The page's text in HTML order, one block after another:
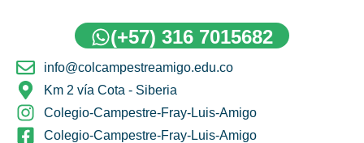
(+57) 316 7015682
info@colcampestreamigo.edu.co
Km 2 vía Cota - Siberia
Colegio-Campestre-Fray-Luis-Amigo
Colegio-Campestre-Fray-Luis-Amigo